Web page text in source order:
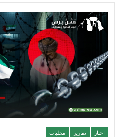
اخبار تقارير محليات